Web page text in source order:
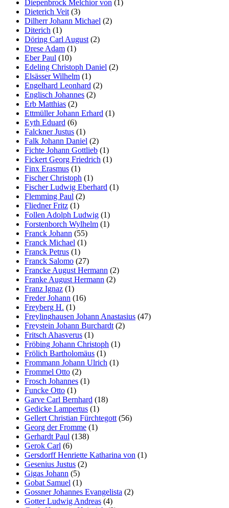
Diepenbrock Melchior von (1)
Dieterich Veit (3)
Dilherr Johann Michael (2)
Diterich (1)
Döring Carl August (2)
Drese Adam (1)
Eber Paul (10)
Edeling Christoph Daniel (2)
Elsässer Wilhelm (1)
Engelhard Leonhard (2)
Englisch Johannes (2)
Erb Matthias (2)
Ettmüller Johann Erhard (1)
Eyth Eduard (6)
Falckner Justus (1)
Falk Johann Daniel (2)
Fichte Johann Gottlieb (1)
Fickert Georg Friedrich (1)
Finx Erasmus (1)
Fischer Christoph (1)
Fischer Ludwig Eberhard (1)
Flemming Paul (2)
Fliedner Fritz (1)
Follen Adolph Ludwig (1)
Forstenborch Wylhelm (1)
Franck Johann (55)
Franck Michael (1)
Franck Petrus (1)
Franck Salomo (27)
Francke August Hermann (2)
Franke August Hermann (2)
Franz Ignaz (1)
Freder Johann (16)
Freyberg H. (1)
Freylinghausen Johann Anastasius (47)
Freystein Johann Burchardt (2)
Fritsch Ahasverus (1)
Fröbing Johann Christoph (1)
Frölich Bartholomäus (1)
Frommann Johann Ulrich (1)
Frommel Otto (2)
Frosch Johannes (1)
Funcke Otto (1)
Garve Carl Bernhard (18)
Gedicke Lampertus (1)
Gellert Christian Fürchtegott (56)
Georg der Fromme (1)
Gerhardt Paul (138)
Gerok Carl (6)
Gersdorff Henriette Katharina von (1)
Gesenius Justus (2)
Gigas Johann (5)
Gobat Samuel (1)
Gossner Johannes Evangelista (2)
Gotter Ludwig Andreas (4)